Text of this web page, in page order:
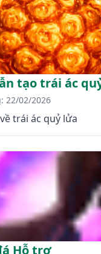
tạo trái ác
22/02/2026
trái ác quỷ lửa
Hỗ trợ